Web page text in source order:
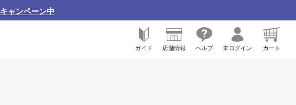
キャンペーン中
ガイド 店舗情報 ヘルプ 未ログイン カート